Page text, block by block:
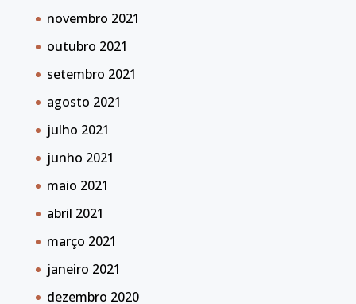
novembro 2021
outubro 2021
setembro 2021
agosto 2021
julho 2021
junho 2021
maio 2021
abril 2021
março 2021
janeiro 2021
dezembro 2020